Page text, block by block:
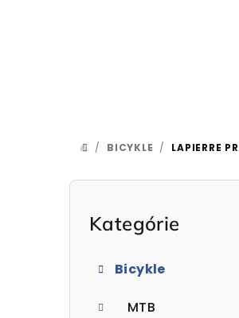
DOMOV
/ BICYKLE / LAPIERRE
B
Preskočiť
kategórie
Kategórie
Bicykle
MTB